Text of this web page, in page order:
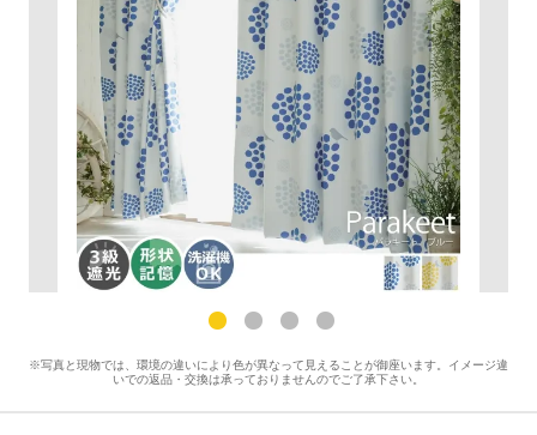
※写真と現物では、環境の違いにより色が異なって見えることが御座います。イメージ違
いでの返品・交換は承っておりませんのでご了承下さい。